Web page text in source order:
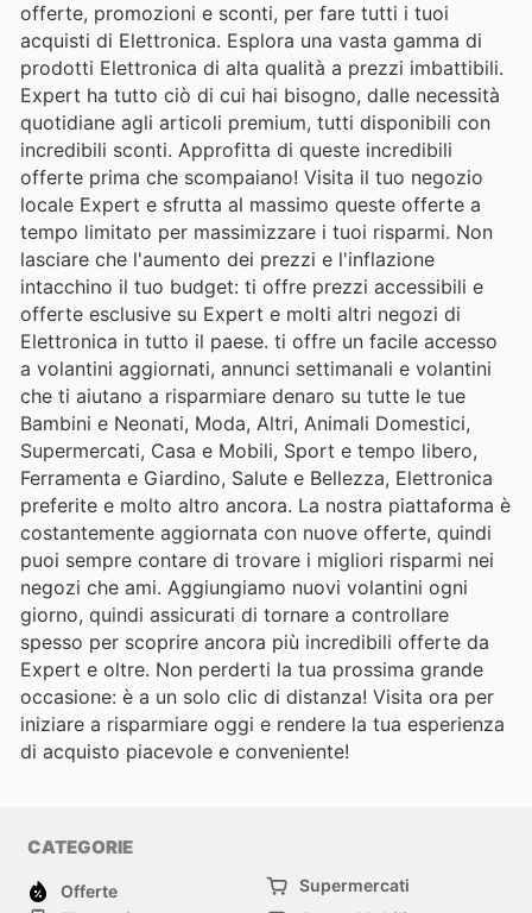
offerte, promozioni e sconti, per fare tutti i tuoi
acquisti di Elettronica. Esplora una vasta gamma di
prodotti Elettronica di alta qualità a prezzi imbattibili.
Expert ha tutto ciò di cui hai bisogno, dalle necessità
quotidiane agli articoli premium, tutti disponibili con
incredibili sconti. Approfitta di queste incredibili
offerte prima che scompaiano! Visita il tuo negozio
locale Expert e sfrutta al massimo queste offerte a
tempo limitato per massimizzare i tuoi risparmi. Non
lasciare che l'aumento dei prezzi e l'inflazione
intacchino il tuo budget: ti offre prezzi accessibili e
offerte esclusive su Expert e molti altri negozi di
Elettronica in tutto il paese. ti offre un facile accesso
a volantini aggiornati, annunci settimanali e volantini
che ti aiutano a risparmiare denaro su tutte le tue
Bambini e Neonati, Moda, Altri, Animali Domestici,
Supermercati, Casa e Mobili, Sport e tempo libero,
Ferramenta e Giardino, Salute e Bellezza, Elettronica
preferite e molto altro ancora. La nostra piattaforma è
costantemente aggiornata con nuove offerte, quindi
puoi sempre contare di trovare i migliori risparmi nei
negozi che ami. Aggiungiamo nuovi volantini ogni
giorno, quindi assicurati di tornare a controllare
spesso per scoprire ancora più incredibili offerte da
Expert e oltre. Non perderti la tua prossima grande
occasione: è a un solo clic di distanza! Visita ora per
iniziare a risparmiare oggi e rendere la tua esperienza
di acquisto piacevole e conveniente!
CATEGORIE
Offerte
Supermercati